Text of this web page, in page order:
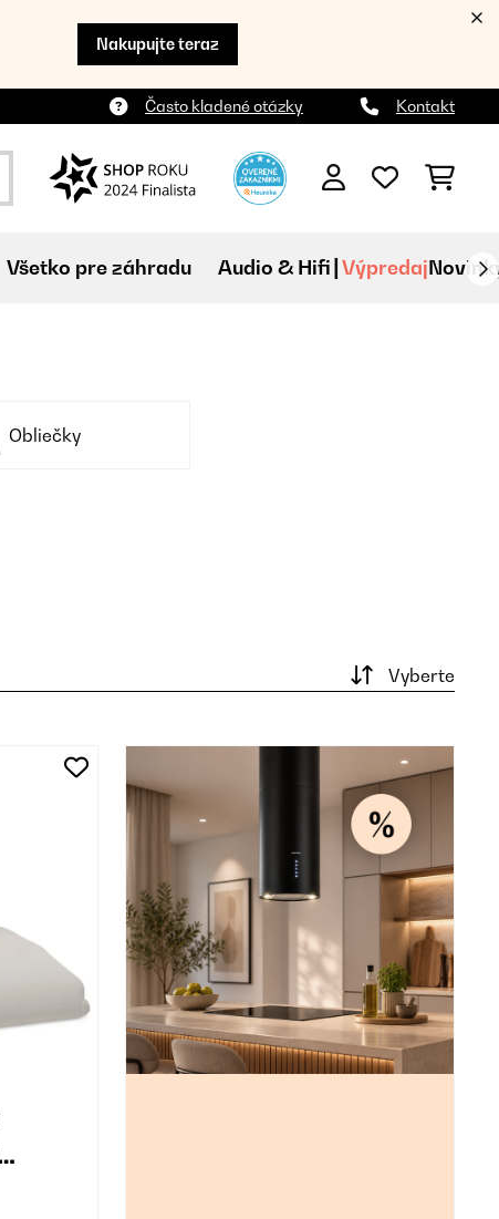
Nakupujte teraz
Často kladené otázky Kontakt
Všetko pre záhradu Audio & Hifi Výpredaj
Obliečky
Vyberte